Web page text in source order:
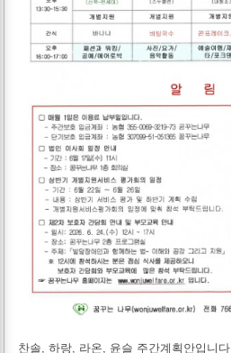
찬솔, 하랑, 라온, 윤슬 주간계획안입니다.